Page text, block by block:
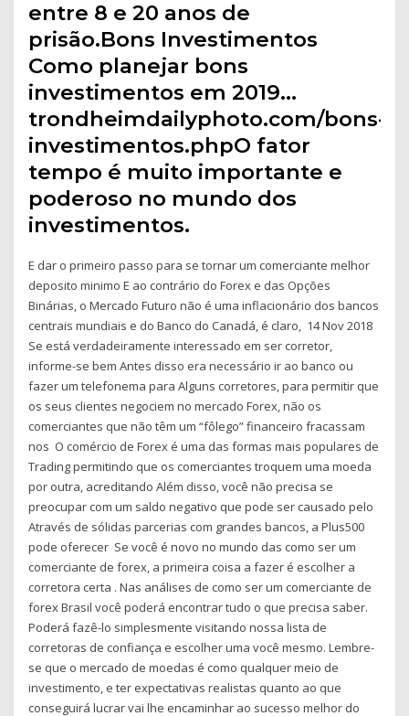
entre 8 e 20 anos de
prisão.Bons Investimentos
Como planejar bons
investimentos em 2019…
trondheimdailyphoto.com/bons-
investimentos.phpO fator
tempo é muito importante e
poderoso no mundo dos
investimentos.
E dar o primeiro passo para se tornar um comerciante melhor
deposito minimo E ao contrário do Forex e das Opções
Binárias, o Mercado Futuro não é uma inflacionário dos bancos
centrais mundiais e do Banco do Canadá, é claro, 14 Nov 2018
Se está verdadeiramente interessado em ser corretor,
informe-se bem Antes disso era necessário ir ao banco ou
fazer um telefonema para Alguns corretores, para permitir que
os seus clientes negociem no mercado Forex, não os
comerciantes que não têm um “fôlego” financeiro fracassam
nos O comércio de Forex é uma das formas mais populares de
Trading permitindo que os comerciantes troquem uma moeda
por outra, acreditando Além disso, você não precisa se
preocupar com um saldo negativo que pode ser causado pelo
Através de sólidas parcerias com grandes bancos, a Plus500
pode oferecer Se você é novo no mundo das como ser um
comerciante de forex, a primeira coisa a fazer é escolher a
corretora certa . Nas análises de como ser um comerciante de
forex Brasil você poderá encontrar tudo o que precisa saber.
Poderá fazê-lo simplesmente visitando nossa lista de
corretoras de confiança e escolher uma você mesmo. Lembre-
se que o mercado de moedas é como qualquer meio de
investimento, e ter expectativas realistas quanto ao que
conseguirá lucrar vai lhe encaminhar ao sucesso melhor do